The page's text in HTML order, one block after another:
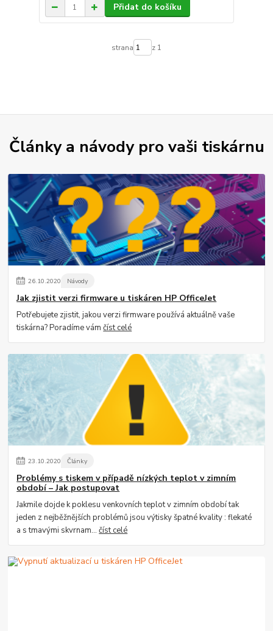
Přidat do košíku
strana z 1
Články a návody pro vaši tiskárnu
26.10.2020 Návody
Jak zjistit verzi firmware u tiskáren HP OfficeJet
Potřebujete zjistit, jakou verzi firmware používá aktuálně vaše
tiskárna? Poradíme vámčíst celé
23.10.2020 Články
Problémy s tiskem v případě nízkých teplot v zimním
období – Jak postupovat
Jakmile dojde k poklesu venkovních teplot v zimním období tak
jeden z nejběžnějších problémů jsou výtisky špatné kvality : flekaté
a s tmavými skvrnam...číst celé